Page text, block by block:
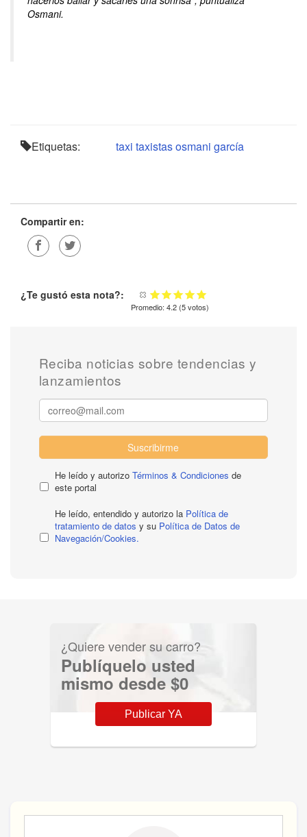
Osmani.
Etiquetas: taxi taxistasosmani garcía
Compartir en:
¿Te gustó esta nota?:
Promedio: 4.2 (5votos)
Reciba noticias sobre tendencias y
lanzamientos
Suscribirme
He leído y autorizo Términos & Condiciones de
este portal
He leído, entendido y autorizo la Política de
tratamiento de datos y su Política de Datos de
Navegación/Cookies.
¿Quiere vender su carro?
Publíquelo usted
mismo desde $0
Publicar YA